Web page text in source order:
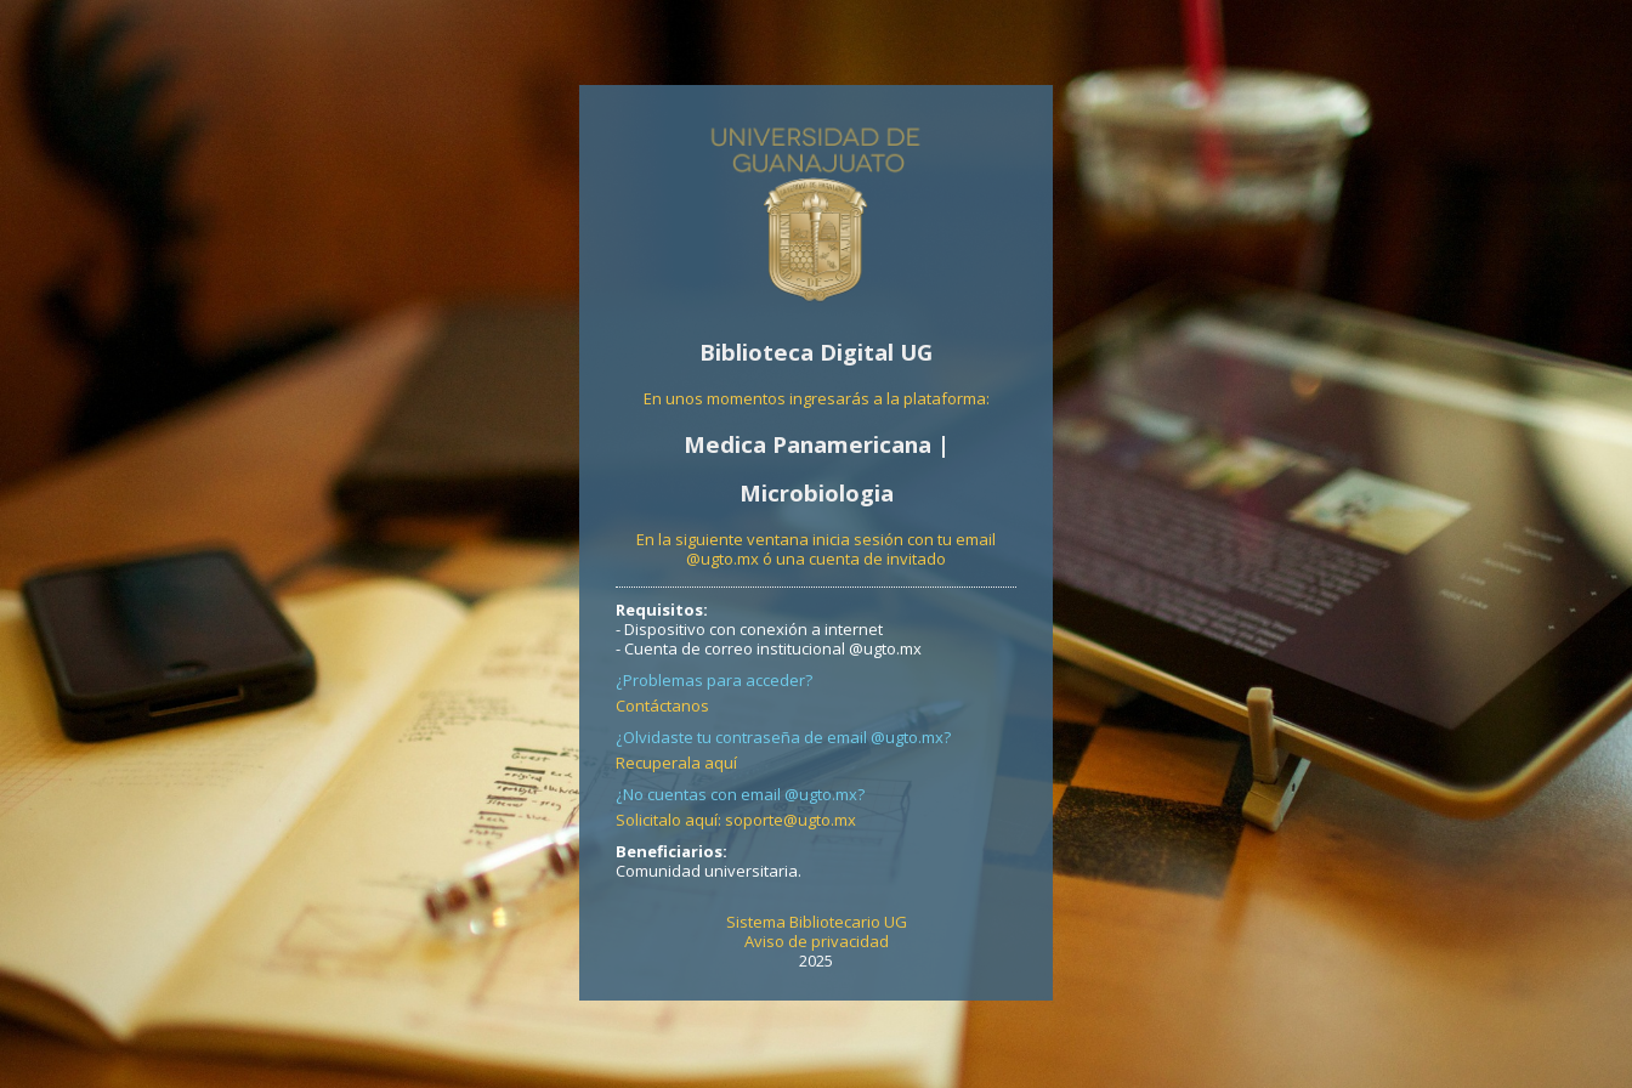
Biblioteca Digital UG
En unos momentos ingresarás a la plataforma:
Medica Panamericana |
Microbiologia
En la siguiente ventana inicia sesión con tu email
@ugto.mx ó una cuenta de invitado
Requisitos:
- Dispositivo con conexión a internet
- Cuenta de correo institucional @ugto.mx
¿Problemas para acceder?
Contáctanos
¿Olvidaste tu contraseña de email @ugto.mx?
Recuperala aquí
¿No cuentas con email @ugto.mx?
Solicitalo aquí: soporte@ugto.mx
Beneficiarios:
Comunidad universitaria.
Sistema Bibliotecario UG
Aviso de privacidad
2025